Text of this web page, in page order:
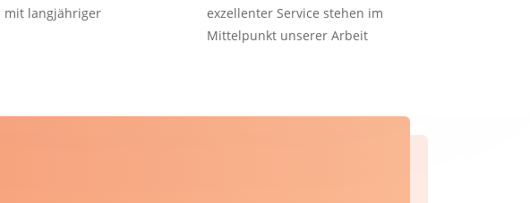
mit langjähriger
exzellenter Service stehen im
Mittelpunkt unserer Arbeit